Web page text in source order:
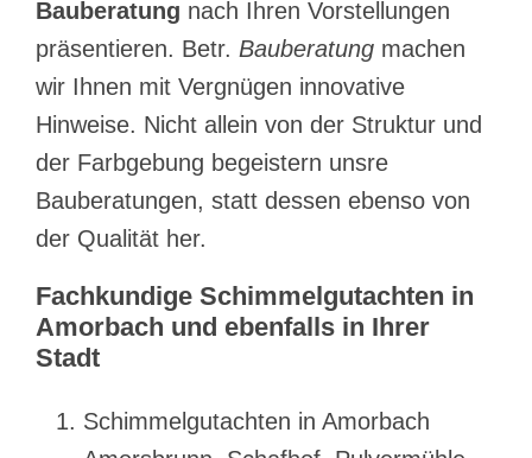
Bauberatung nach Ihren Vorstellungen
präsentieren. Betr. Bauberatung machen
wir Ihnen mit Vergnügen innovative
Hinweise. Nicht allein von der Struktur und
der Farbgebung begeistern unsre
Bauberatungen, statt dessen ebenso von
der Qualität her.
Fachkundige Schimmelgutachten in
Amorbach und ebenfalls in Ihrer
Stadt
Schimmelgutachten in Amorbach